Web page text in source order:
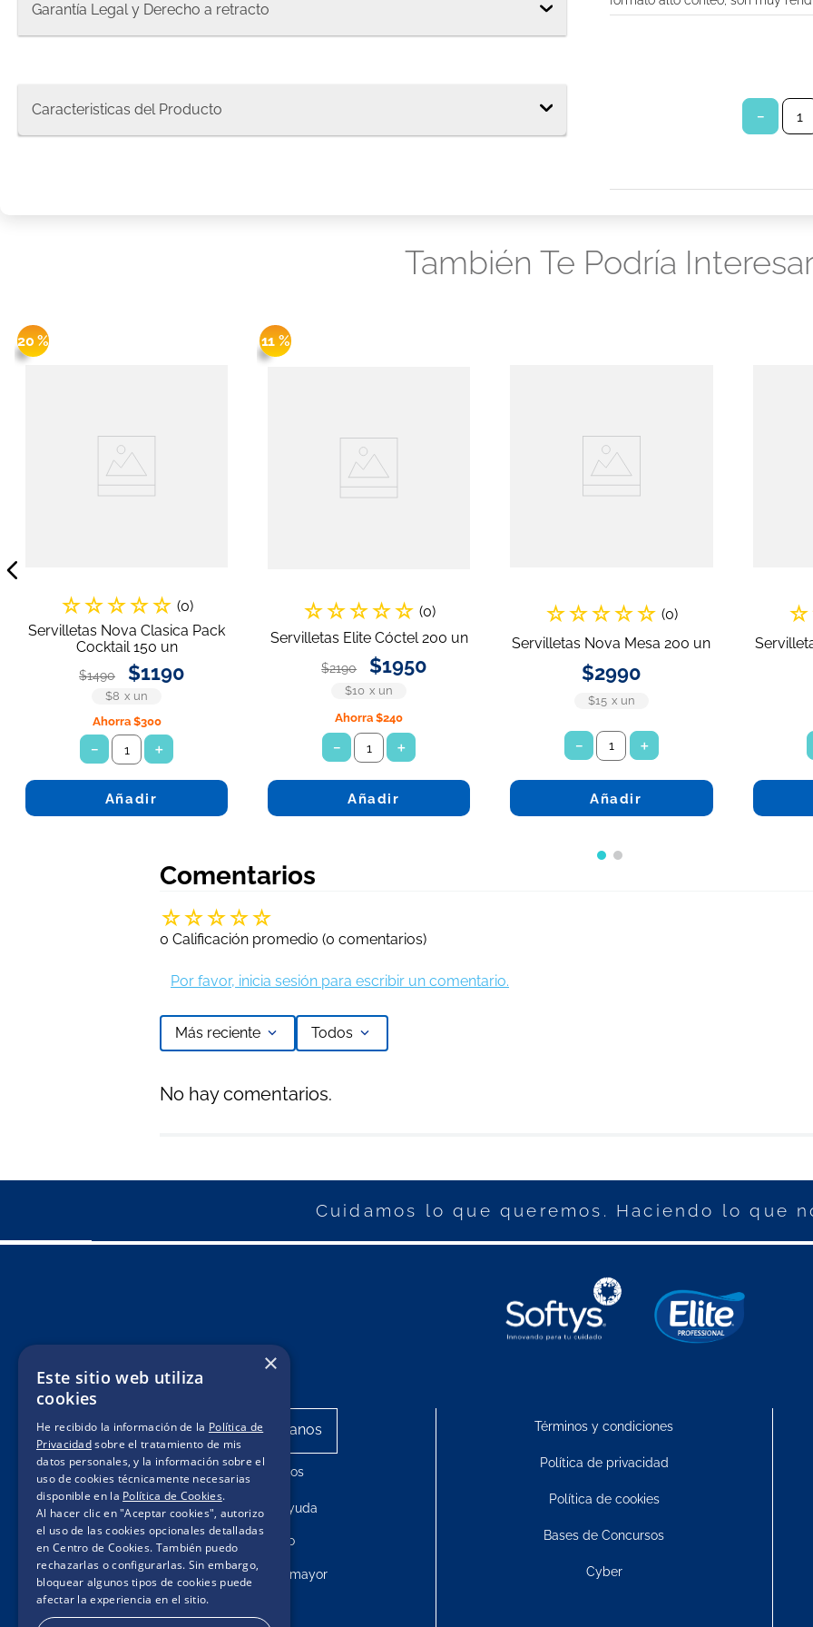
Garantía Legal y Derecho a retracto
Caracteristicas del Producto －
También Te Podría
20 %
☆☆☆☆☆ (0)
Servilletas Nova Clasica Pack
Cocktail 150 un
$1490 $1190
$8 x un
Ahorra $300
＋
－
Añadir
11 %
☆☆☆☆☆ (0)
Servilletas Elite Cóctel 200 un
$2190 $1950
$10 x un
Ahorra$240
＋
－
Añadir
☆☆☆☆☆ (0)
Servilletas Nova Mesa 200 un
$2990
$15 x un
＋
－
Añadir
☆
Comentarios
☆☆☆☆☆
0 Calificación promedio (0 comentarios)
Por favor, inicia sesión para escribir un comentario.
Más reciente Todos
No hay comentarios.
Cuidamos lo que queremos. Haciendo lo que
Mis pedidos
Centro de ayuda
Contacto
Compras por mayor
Términos y condiciones
Política de privacidad
Política de cookies
Bases de Concursos
Cyber
×
Este sitio web utiliza
cookies
He recibido la información de la Política de
Privacidadsobre el tratamiento de mis
datos personales, y la información sobre el
uso de cookies técnicamente necesarias
disponible en la Política de Cookies.
Al hacer clic en "Aceptar cookies", autorizo
el uso de las cookies opcionales detalladas
en Centro de Cookies. También puedo
rechazarlas o configurarlas. Sin embargo,
bloquear algunos tipos de cookies puede
afectar la experiencia en el sitio.
protector diario ladysoft protección ultradelgada tela suave